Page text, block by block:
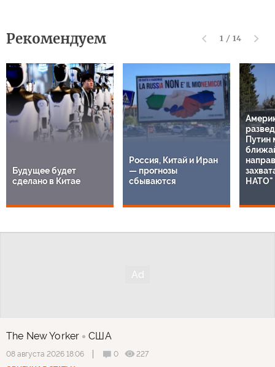
Рекомендуем 1 / 14
Будущее будет
сделано в Китае
Россия, Китай и Иран
— прогнозы
сбываются
Путин
НАТО"
The New Yorker США
08 августа 2026 18:06 0
227